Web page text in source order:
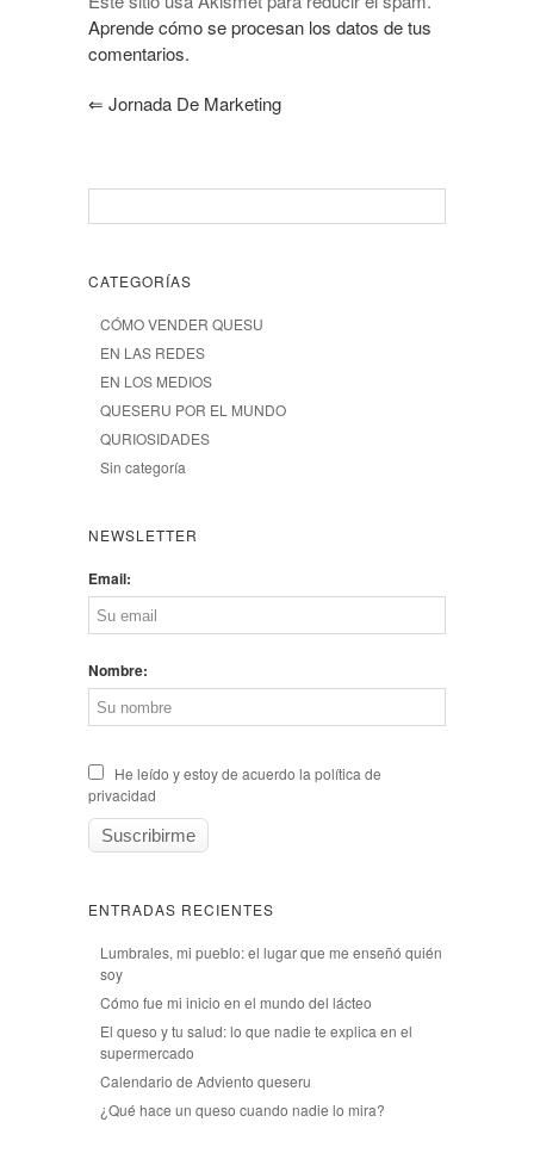
Aprende cómo se procesan los datos de tus
comentarios.
⇐ Jornada De Marketing
CATEGORÍAS
CÓMO VENDER QUESU
EN LAS REDES
EN LOS MEDIOS
QUESERU POR EL MUNDO
QURIOSIDADES
Sin categoría
NEWSLETTER
Email:
Nombre:
He leído y estoy de acuerdo la política de
privacidad
ENTRADAS RECIENTES
Lumbrales, mi pueblo: el lugar que me enseñó quién
soy
Cómo fue mi inicio en el mundo del lácteo
El queso y tu salud: lo que nadie te explica en el
supermercado
Calendario de Adviento queseru
¿Qué hace un queso cuando nadie lo mira?